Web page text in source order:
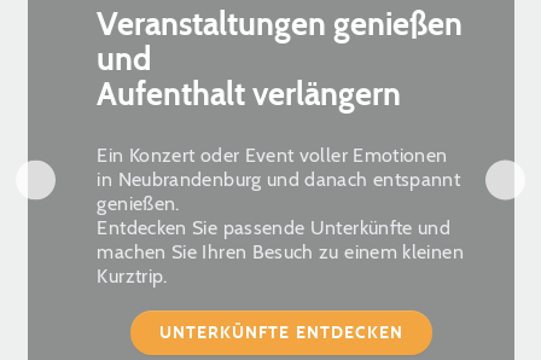
Veranstaltungen genießen
und
Aufenthalt verlängern
Ein Konzert oder Event voller Emotionen
in Neubrandenburg und danach entspannt
genießen.
Entdecken Sie passende Unterkünfte und
machen Sie Ihren Besuch zu einem kleinen
Kurztrip.
UNTERKÜNFTE ENTDECKEN